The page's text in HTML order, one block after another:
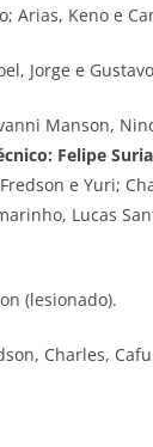
Arias, Keno e
Jorge e
Manson,
Felipe
e Yuri;
Lucas
(lesionado).
Charles,